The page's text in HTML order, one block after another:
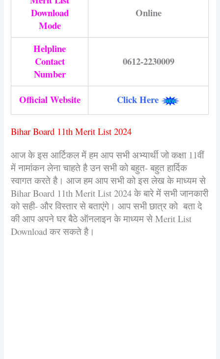
Download
Mode
Online
Helpline
Contact
Number
0612-2230009
Official Website Click Here
Bihar Board 11th Merit List 2024
आज के इस आर्टिकल में हम आप सभी अभ्यार्थी जो कक्षा 11वीं
में नामांकन लेना चाहते है उन सभी को बहुत- बहुत हार्दिक
स्वागत करते है। आज हम आप सभी को इस लेख के माध्यम से
Bihar Board 11th Merit List 2024 के बारे में सभी जानकारी
को सही- और विस्तार से बताएंगे। आप सभी छात्र को बता दे
की आप अपने घर बैठे ऑनलाइन के माध्यम से Merit List
Download कर सकते है।